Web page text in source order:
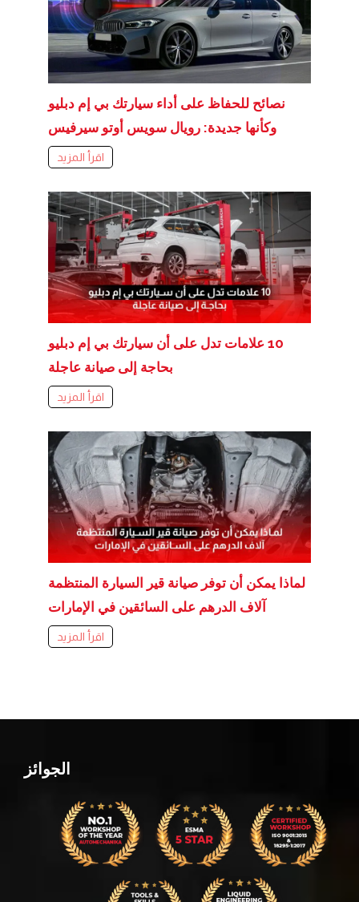
نصائح للحفاظ على أداء سيارتك بي إم دبليو
وكأنها جديدة: رويال سويس أوتو سيرفيس
اقرأ المزيد
10 علامات تدل على أن سيارتك بي إم دبليو
بحاجة إلى صيانة عاجلة
اقرأ المزيد
لماذا يمكن أن توفر صيانة قير السيارة المنتظمة
آلاف الدرهم على السائقين في الإمارات
اقرأ المزيد
الجوائز